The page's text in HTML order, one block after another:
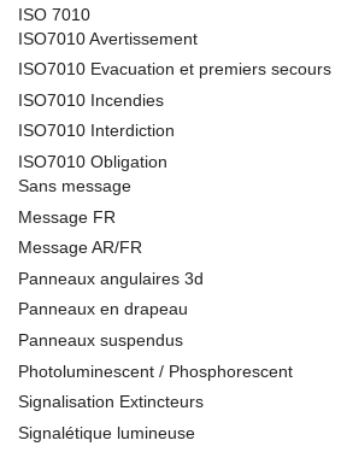
ISO 7010
ISO7010 Avertissement
ISO7010 Evacuation et premiers secours
ISO7010 Incendies
ISO7010 Interdiction
ISO7010 Obligation
Sans message
Message FR
Message AR/FR
Panneaux angulaires 3d
Panneaux en drapeau
Panneaux suspendus
Photoluminescent / Phosphorescent
Signalisation Extincteurs
Signalétique lumineuse